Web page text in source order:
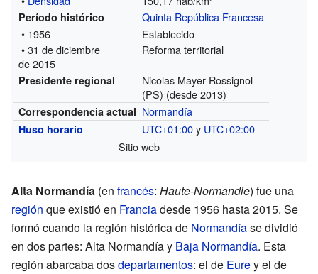
Período histórico
Quinta República Francesa
• 1956
Establecido
• 31 de diciembre
de 2015
Reforma territorial
Presidente regional
Nicolas Mayer-Rossignol
(PS) (desde 2013)
Correspondencia actual Normandía
Huso horario UTC+01:00y UTC+02:00
Sitio web
Alta Normandía (en francés: Haute-Normandie) fue una
región que existió en Franciadesde 1956 hasta 2015. Se
formó cuando la región histórica de Normandíase dividió
en dos partes: Alta Normandía y Baja Normandía. Esta
región abarcaba dosdepartamentos: el de Eurey el de